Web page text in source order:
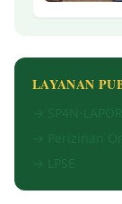
LAYANAN